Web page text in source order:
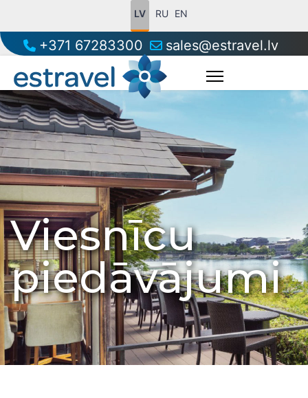
LV RU EN
+371 67283300 sales@estravel.lv
Viesnīcu
piedāvājumi